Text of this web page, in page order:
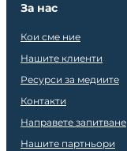
За нас
Кои сме ние
Нашите клиенти
Ресурси за медиите
Контакти
Направете запитване
Нашите партньори